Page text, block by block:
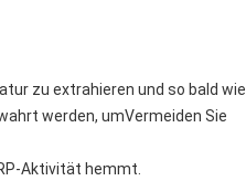
zu extrahieren und so bald wie
werden, umVermeiden Sie
Aktivität hemmt.